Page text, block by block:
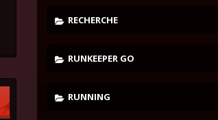
RECHERCHE
RUNKEEPER GO
RUNNING